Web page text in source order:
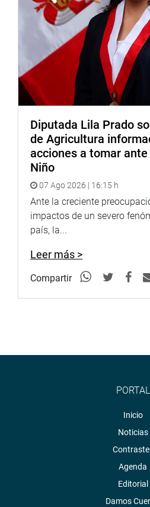
Lima, 21 de junio de 2021
DESPACHO CONGRESAL
Diputada Lila Prado
de Agricultura
acciones a tomar
Niño
07 Ago 2026 | 16:15 h
Ante la creciente
impactos de un severo
país, la...
Leer más >
Compartir
PORTAL
Inicio
Noticias
Agenda
Editorial
Damos